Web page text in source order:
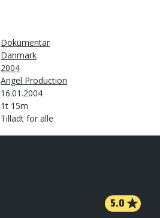
Dokumentar
Danmark
2004
Angel Production
16.01.2004
1t 15m
Tilladt for alle
5.0